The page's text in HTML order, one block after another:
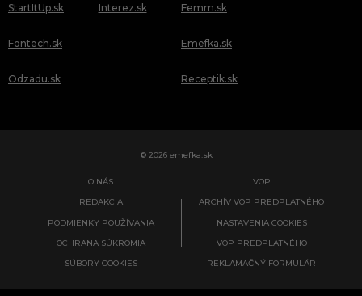
StartItUp.sk
Fontech.sk
Odzadu.sk
Interez.sk Femm.sk
Emefka.sk
Receptik.sk
© 2026 emefka.sk
O NÁS
REDAKCIA
PODMIENKY POUŽÍVANIA
OCHRANA SÚKROMIA
SÚBORY COOKIES
VOP
ARCHÍV VOP PREDPLATNÉHO
NASTAVENIA COOKIES
VOP PREDPLATNÉHO
REKLAMAČNÝ FORMULÁR